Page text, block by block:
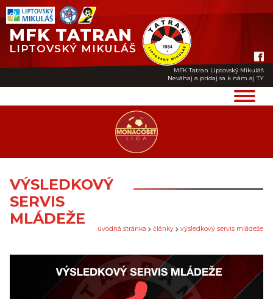
MFK TATRAN
LIPTOVSKÝ MIKULÁŠ
MFK Tatran Liptovský Mikuláš
Neváhaj a pridaj sa k nám aj TY
VÝSLEDKOVÝ
SERVIS
MLÁDEŽE
úvodná stránka články výsledkový servis mládeže